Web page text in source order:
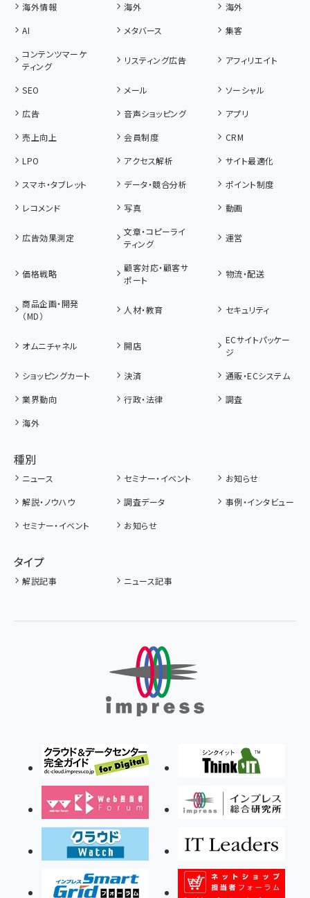
海外情報 海外
海外
AI
メタバース
集客
コンテンツマーケ
ティング
リスティング広告 アフィリエイト
SEO メール
ソーシャル
広告
音声ショッピング
アプリ
売上向上
会員制度
CRM
LPO
アクセス解析
サイト最適化
スマホ・タブレット
データ・競合分析
ポイント制度
レコメンド
写真 動画
広告効果測定
文章・コピーライ
ティング
運営
価格戦略
顧客対応・顧客サ
ポート
物流・配送
商品企画・開発
（MD）
人材・教育 セキュリティ
オムニチャネル 開店
ECサイトパッケー
ジ
ショッピングカート
決済
通販・ECシステム
業界動向
行政・法律
調査
海外
種別
ニュース セミナー・イベント
お知らせ
解説・ノウハウ
調査データ
事例・インタビュー
セミナー・イベント
お知らせ
タイプ
解説記事 ニュース記事